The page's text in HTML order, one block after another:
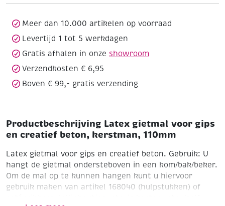
beton,
aantal
Meer dan 10.000 artikelen op voorraad
Levertijd 1 tot 5 werkdagen
Gratis afhalen in onze showroom
Verzendkosten € 6,95
Boven € 99,- gratis verzending
Productbeschrijving Latex gietmal voor gips
en creatief beton, kerstman, 110mm
Latex gietmal voor gips en creatief beton. Gebruik: U
hangt de gietmal ondersteboven in een kom/bak/beker.
Om de mal op te kunnen hangen kunt u hiervoor
gebruik maken van artikel 168040 (hulpstukken) of